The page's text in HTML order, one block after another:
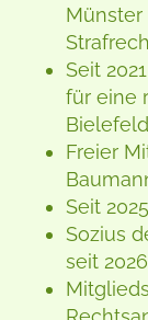
Münster
Seit
für eine
Bielefeld
Freier
Seit
Sozius
seit 2026